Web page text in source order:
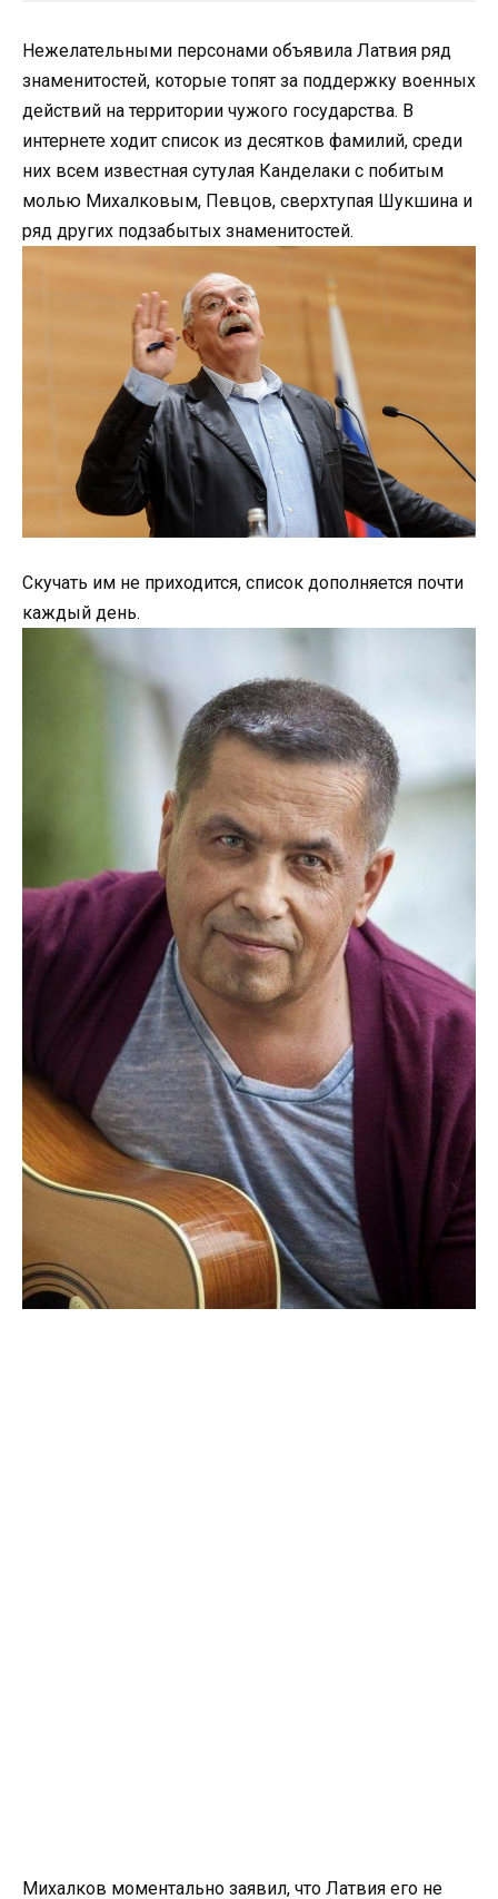
Нежелательными персонами объявила Латвия ряд
знаменитостей, которые топят за поддержку военных
действий на территории чужого государства. В
интернете ходит список из десятков фамилий, среди
них всем известная сутулая Канделаки с побитым
молью Михалковым, Певцов, сверхтупая Шукшина и
ряд других подзабытых знаменитостей.
Скучать им не приходится, список дополняется почти
каждый день.
Михалков моментально заявил, что Латвия его не